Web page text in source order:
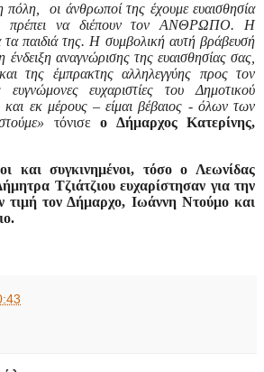
πόλη, οι άνθρωποί της έχουμε ευαισθησία
πρέπει να διέπουν τον ΑΝΘΡΩΠΟ. Η
τα παιδιά της.Η συμβολική αυτή βράβευσή
ένδειξη αναγνώρισης της ευαισθησίας σας,
της έμπρακτης αλληλεγγύης προς τον
ευχαριστίες του Δημοτικού
και εκ μέρους – είμαι βέβαιος - όλων των
τόνισε ο Δήμαρχος Κατερίνης,
και συγκινημένοι, τόσο ο Λεωνίδας
Τζιάτζιου ευχαρίστησαν για την
τιμή τον Δήμαρχο, Ιωάννη Ντούμο και